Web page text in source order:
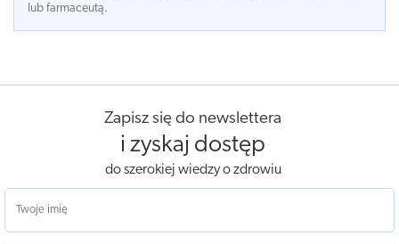
lub farmaceutą.
Zapisz się do newslettera
i zyskaj dostęp
do szerokiej wiedzy o zdrowiu